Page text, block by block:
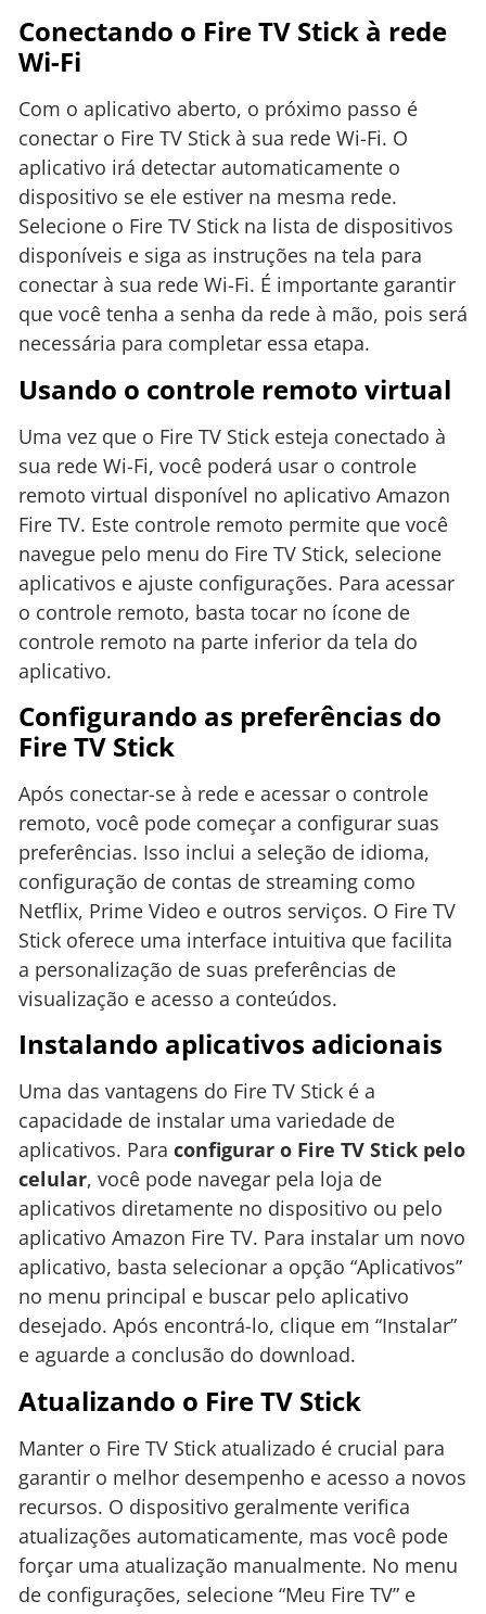
Conectando o Fire TV Stick à rede
Wi-Fi
Com o aplicativo aberto, o próximo passo é
conectar o Fire TV Stick à sua rede Wi-Fi. O
aplicativo irá detectar automaticamente o
dispositivo se ele estiver na mesma rede.
Selecione o Fire TV Stick na lista de dispositivos
disponíveis e siga as instruções na tela para
conectar à sua rede Wi-Fi. É importante garantir
que você tenha a senha da rede à mão, pois será
necessária para completar essa etapa.
Usando o controle remoto virtual
Uma vez que o Fire TV Stick esteja conectado à
sua rede Wi-Fi, você poderá usar o controle
remoto virtual disponível no aplicativo Amazon
Fire TV. Este controle remoto permite que você
navegue pelo menu do Fire TV Stick, selecione
aplicativos e ajuste configurações. Para acessar
o controle remoto, basta tocar no ícone de
controle remoto na parte inferior da tela do
aplicativo.
Configurando as preferências do
Fire TV Stick
Após conectar-se à rede e acessar o controle
remoto, você pode começar a configurar suas
preferências. Isso inclui a seleção de idioma,
configuração de contas de streaming como
Netflix, Prime Video e outros serviços. O Fire TV
Stick oferece uma interface intuitiva que facilita
a personalização de suas preferências de
visualização e acesso a conteúdos.
Instalando aplicativos adicionais
Uma das vantagens do Fire TV Stick é a
capacidade de instalar uma variedade de
aplicativos. Para configurar o Fire TV Stick pelo
celular, você pode navegar pela loja de
aplicativos diretamente no dispositivo ou pelo
aplicativo Amazon Fire TV. Para instalar um novo
aplicativo, basta selecionar a opção “Aplicativos”
no menu principal e buscar pelo aplicativo
desejado. Após encontrá-lo, clique em “Instalar”
e aguarde a conclusão do download.
Atualizando o Fire TV Stick
Manter o Fire TV Stick atualizado é crucial para
garantir o melhor desempenho e acesso a novos
recursos. O dispositivo geralmente verifica
atualizações automaticamente, mas você pode
forçar uma atualização manualmente. No menu
de configurações, selecione “Meu Fire TV” e